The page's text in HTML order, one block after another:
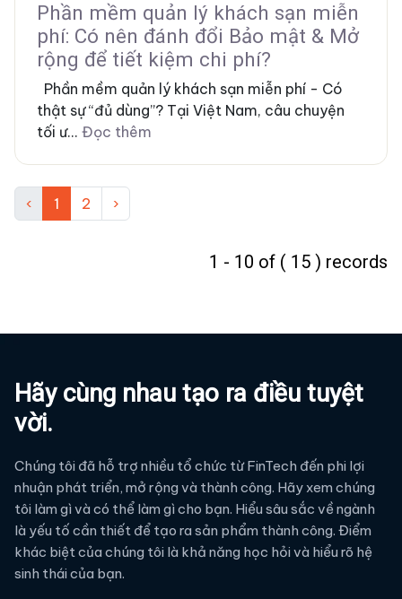
Phần mềm quản lý khách sạn miễn
phí: Có nên đánh đổi Bảo mật & Mở
rộng để tiết kiệm chi phí?
Phần mềm quản lý khách sạn miễn phí - Có
thật sự “đủ dùng”? Tại Việt Nam, câu chuyện
tối ư... Đọc thêm
‹ 1 2 ›
1 - 10 of ( 15 ) records
Hãy cùng nhau tạo ra điều tuyệt
vời.
Chúng tôi đã hỗ trợ nhiều tổ chức từ FinTech đến phi lợi
nhuận phát triển, mở rộng và thành công. Hãy xem chúng
tôi làm gì và có thể làm gì cho bạn. Hiểu sâu sắc về ngành
là yếu tố cần thiết để tạo ra sản phẩm thành công. Điểm
khác biệt của chúng tôi là khả năng học hỏi và hiểu rõ hệ
sinh thái của bạn.